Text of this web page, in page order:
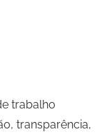
trabalho
transparência,